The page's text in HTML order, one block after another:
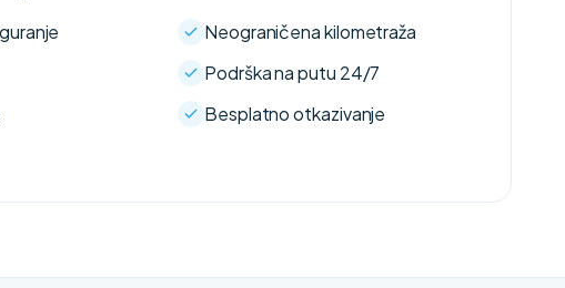
Neograničena kilometraža
Podrška na putu 24/7
Besplatno otkazivanje